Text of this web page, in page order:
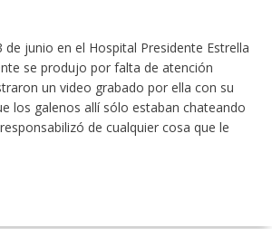
junio en el Hospital Presidente Estrella
se produjo por falta de atención
un video grabado por ella con su
los galenos allí sólo estaban chateando
de cualquier cosa que le